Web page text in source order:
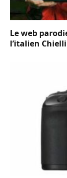
Le web
l’italien